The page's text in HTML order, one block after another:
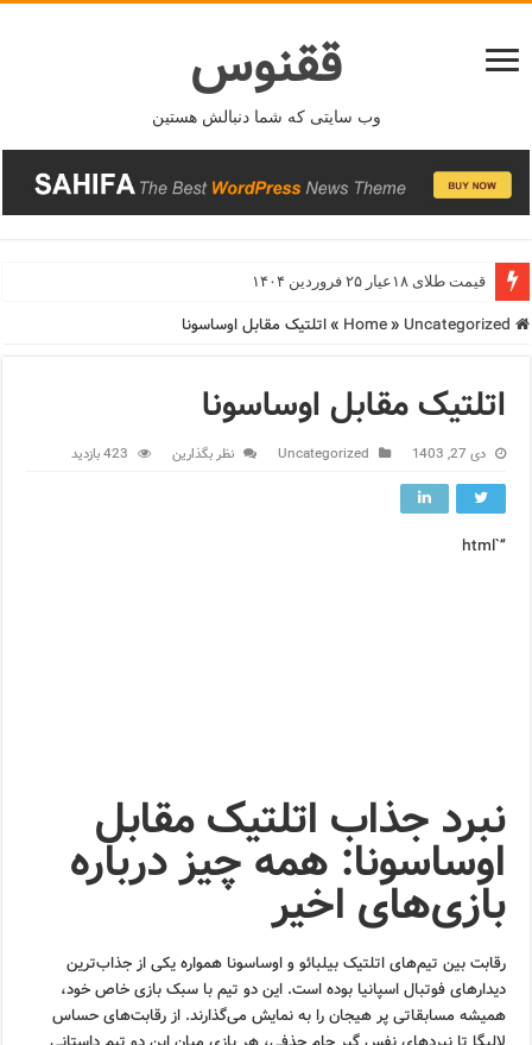
ققنوس
وب سایتی که شما دنبالش هستین
قیمت طلای ۱۸عیار ۲۵ فروردین ۱۴۰۴
» Uncategorized
»اتلتیک مقابل اوساسونا
اتلتیک مقابل اوساسونا
دی 27, 1403 Uncategorized نظر بگذارین 423 بازدید
“`html
نبرد جذاب اتلتیک مقابل
اوساسونا: همه چیز درباره
بازی‌های اخیر
رقابت بین تیم‌های اتلتیک بیلبائو و اوساسونا همواره یکی از جذاب‌ترین
دیدارهای فوتبال اسپانیا بوده است. این دو تیم با سبک بازی خاص خود،
همیشه مسابقاتی پر هیجان را به نمایش می‌گذارند. از رقابت‌های حساس